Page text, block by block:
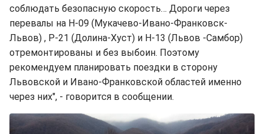
соблюдать безопасную скорость… Дороги через
перевалы на Н-09 (Мукачево-Ивано-Франковск-
Львов) , Р-21 (Долина-Хуст) и Н-13 (Львов -Самбор)
отремонтированы и без выбоин. Поэтому
рекомендуем планировать поездки в сторону
Львовской и Ивано-Франковской областей именно
через них", - говорится в сообщении.